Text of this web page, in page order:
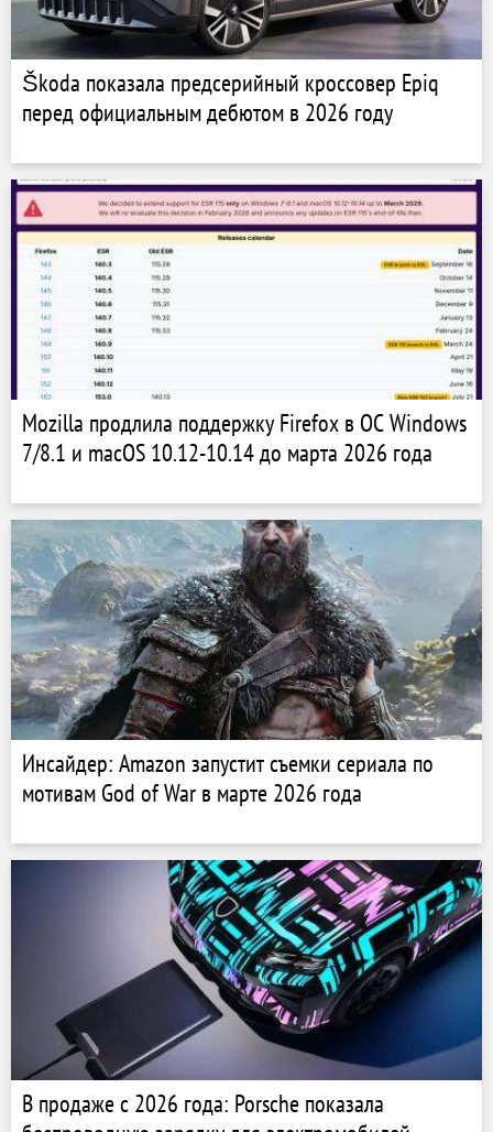
Škoda показала предсерийный кроссовер Epiq
перед официальным дебютом в 2026 году
Mozilla продлила поддержку Firefox в ОС Windows
7/8.1 и macOS 10.12-10.14 до марта 2026 года
Инсайдер: Amazon запустит съемки сериала по
мотивам God of War в марте 2026 года
В продаже с 2026 года: Porsche показала